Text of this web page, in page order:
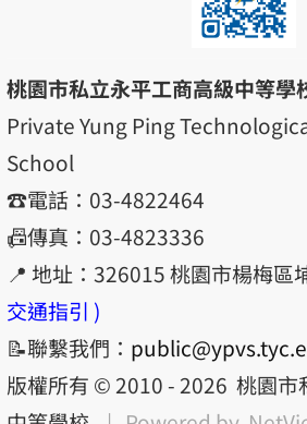
桃園市私立永平工商高級中等學
Private Yung Ping
School
☎️電話：03-4822464
📠傳真：03-4823336
📍 地址：326015 桃園市楊梅區
交通指引 )
📝聯繫我們：
版權所有 © 2010 - 2026 桃園市